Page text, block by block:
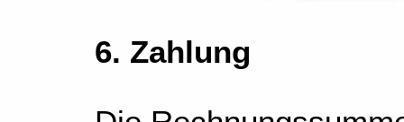
6. Zahlung